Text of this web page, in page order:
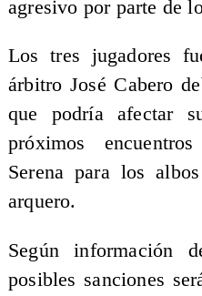
agresivo por parte de
Los tres jugadores
árbitro José Cabero
que podría afectar
próximos
Serena para los
arquero.
Según información
posibles sanciones